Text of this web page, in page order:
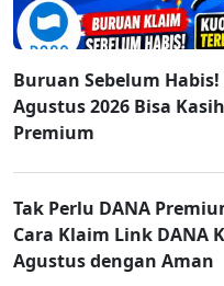
Buruan Sebelum
Agustus 2026 Bisa
Premium
Tak Perlu DANA
Cara Klaim Link DANA
Agustus dengan Aman